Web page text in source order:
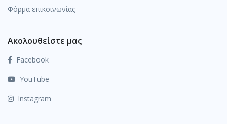
Φόρμα επικοινωνίας
Ακολουθείστε μας
Facebook
YouTube
Instagram